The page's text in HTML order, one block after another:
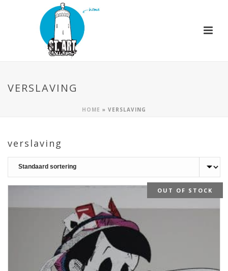
VERSLAVING
HOME » VERSLAVING
verslaving
OUT OF STOCK